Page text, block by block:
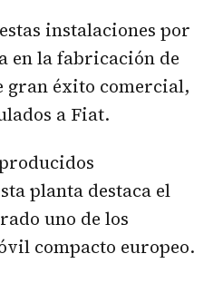
instalaciones por
en la fabricación de
gran éxito comercial,
a Fiat.
planta destaca el
uno de los
compacto europeo.